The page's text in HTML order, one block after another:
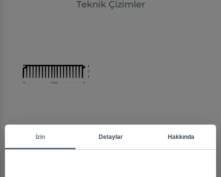
Teknik Çizimler
Diğer Ürünleri İnceleyin
İzin Detaylar Hakkında